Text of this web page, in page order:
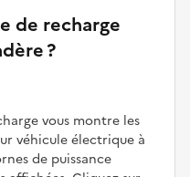
de recharge
?
vous montre les
véhicule électrique à
de puissance